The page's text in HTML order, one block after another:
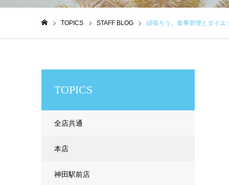
TOPICS STAFF BLOG 頑張ろう、食事管理とダイエ
TOPICS
全店共通
本店
神田駅前店